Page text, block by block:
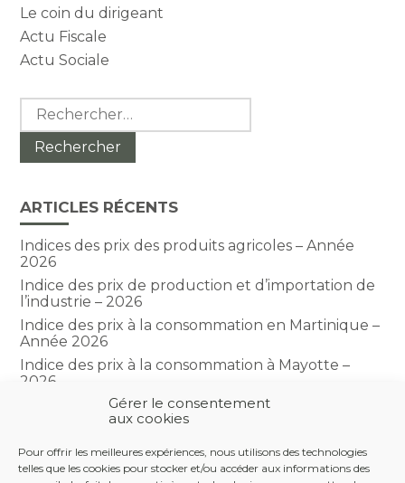
Gérer le consentement
aux cookies
Pour offrir les meilleures expériences, nous utilisons des technologies
telles que les cookies pour stocker et/ou accéder aux informations des
Le coin du dirigeant
Actu Fiscale
Actu Sociale
Rechercher :
ARTICLES RÉCENTS
Indices des prix des produits agricoles – Année
2026
Indice des prix de production et d’importation de
l’industrie – 2026
Indice des prix à la consommation en Martinique –
Année 2026
Indice des prix à la consommation à Mayotte –
2026
Indice du climat des affaires dans le BTP – Année
COMMENTAIRES RÉCENTS